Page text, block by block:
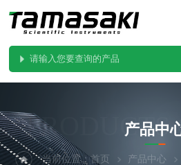
PRODUCTS
产品中
当前位置：首页 产品中心